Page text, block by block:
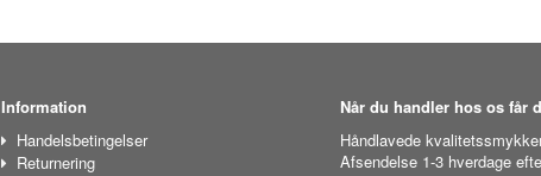
Information
Handelsbetingelser
Returnering
Når du handler hos os får
Håndlavede
Afsendelse 1-3 hverdage